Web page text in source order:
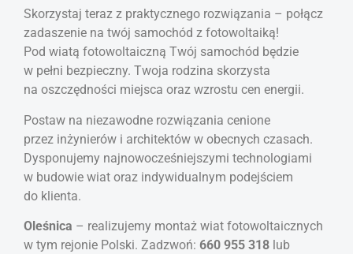
Skorzystaj teraz z praktycznego rozwiązania – połącz
zadaszenie na twój samochód z fotowoltaiką!
Pod wiatą fotowoltaiczną Twój samochód będzie
w pełni bezpieczny. Twoja rodzina skorzysta
na oszczędności miejsca oraz wzrostu cen energii.
Postaw na niezawodne rozwiązania cenione
przez inżynierów i architektów w obecnych czasach.
Dysponujemy najnowocześniejszymi technologiami
w budowie wiat oraz indywidualnym podejściem
do klienta.
Oleśnica – realizujemy montaż wiat fotowoltaicznych
w tym rejonie Polski. Zadzwoń: 660 955 318 lub